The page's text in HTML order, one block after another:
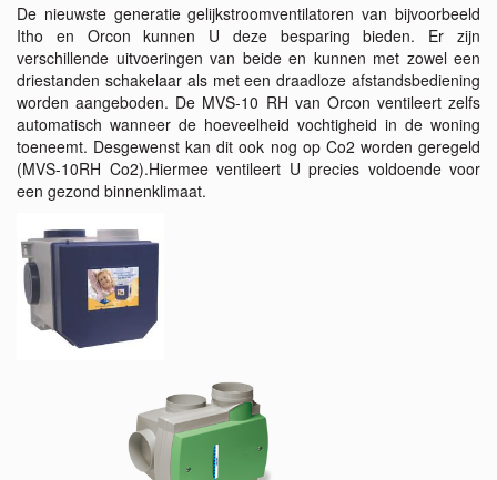
De nieuwste generatie gelijkstroomventilatoren van bijvoorbeeld
Itho en Orcon kunnen U deze besparing bieden. Er zijn
verschillende uitvoeringen van beide en kunnen met zowel een
driestanden schakelaar als met een draadloze afstandsbediening
worden aangeboden. De MVS-10 RH van Orcon ventileert zelfs
automatisch wanneer de hoeveelheid vochtigheid in de woning
toeneemt. Desgewenst kan dit ook nog op Co2 worden geregeld
(MVS-10RH Co2).Hiermee ventileert U precies voldoende voor
een gezond binnenklimaat.